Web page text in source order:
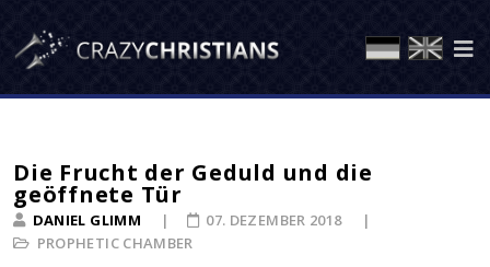
Die Frucht der Geduld und die
geöffnete Tür
DANIEL GLIMM
PROPHETIC CHAMBER
07. DEZEMBER 2018